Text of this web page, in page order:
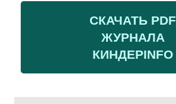
СКАЧАТЬ PDF
ЖУРНАЛА
КИНДЕРINFO